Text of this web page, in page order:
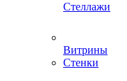
Стеллажи
Витрины
Стенки